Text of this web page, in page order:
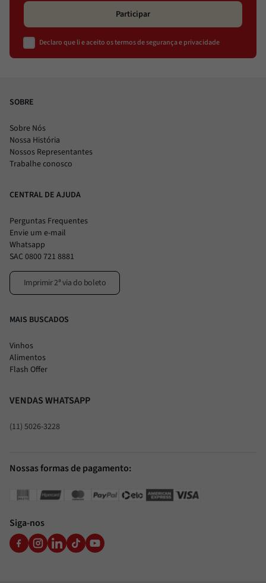
Participar
Declaro que li e aceito os termos de segurança e privacidade
SOBRE
Sobre Nós
Nossa História
Nossos Representantes
Trabalhe conosco
CENTRAL DE AJUDA
Perguntas Frequentes
Envie um e-mail
Whatsapp
SAC 0800 721 8881
Imprimir 2ª via do boleto
MAIS BUSCADOS
Vinhos
Alimentos
Flash Offer
VENDAS WHATSAPP
(11) 5026-3228
Nossas formas de pagamento:
Siga-nos